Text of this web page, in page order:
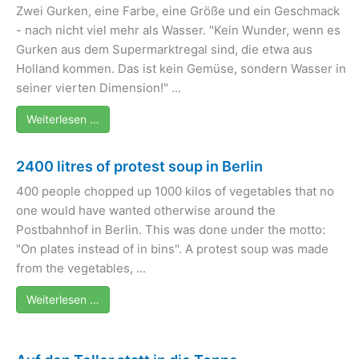
Zwei Gurken, eine Farbe, eine Größe und ein Geschmack
- nach nicht viel mehr als ­Wasser. "Kein Wunder, wenn es
Gurken aus dem Supermarkt­regal sind, die etwa aus
Holland kommen. Das ist kein Gemüse, sondern Wasser in
seiner vierten Dimension!" ...
Weiterlesen …
2400 litres of protest soup in Berlin
400 people chopped up 1000 kilos of vegetables that no
one would have wanted otherwise around the
Postbahnhof in Berlin. This was done under the motto:
"On plates instead of in bins". A protest soup was made
from the vegetables, ...
Weiterlesen …